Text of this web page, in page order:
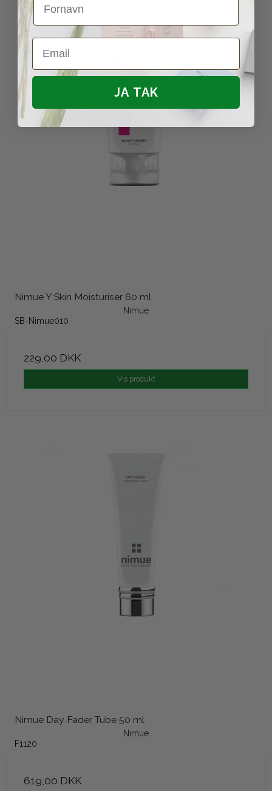
Nimue Y:Skin Moisturiser 60 ml
Nimue
SB-Nimue010
229,00 DKK
Vis produkt
Nimue Day Fader Tube 50 ml
Nimue
F1120
619,00 DKK
Email
JA TAK